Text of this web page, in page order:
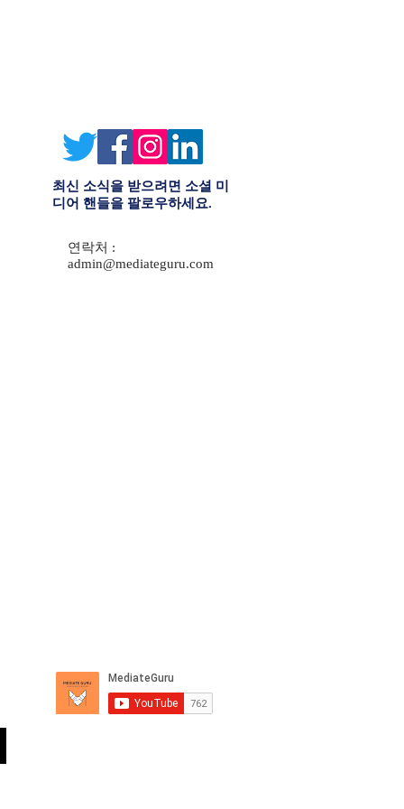
최신 소식을 받으려면 소셜 미
디어 핸들을 팔로우하세요.
연락처 :
admin@mediateguru.com